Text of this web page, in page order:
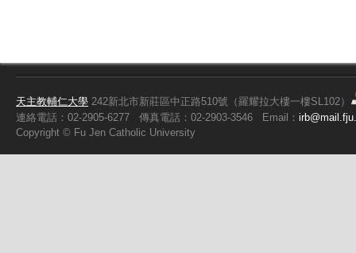
天主教輔仁大學 242新北市新莊區中正路510號（羅耀拉大樓一樓SL102）
連絡電話：02-2905-6277
傳真電話：02-2903-3546 Email：
Copyright © Fu Jen Catholic University